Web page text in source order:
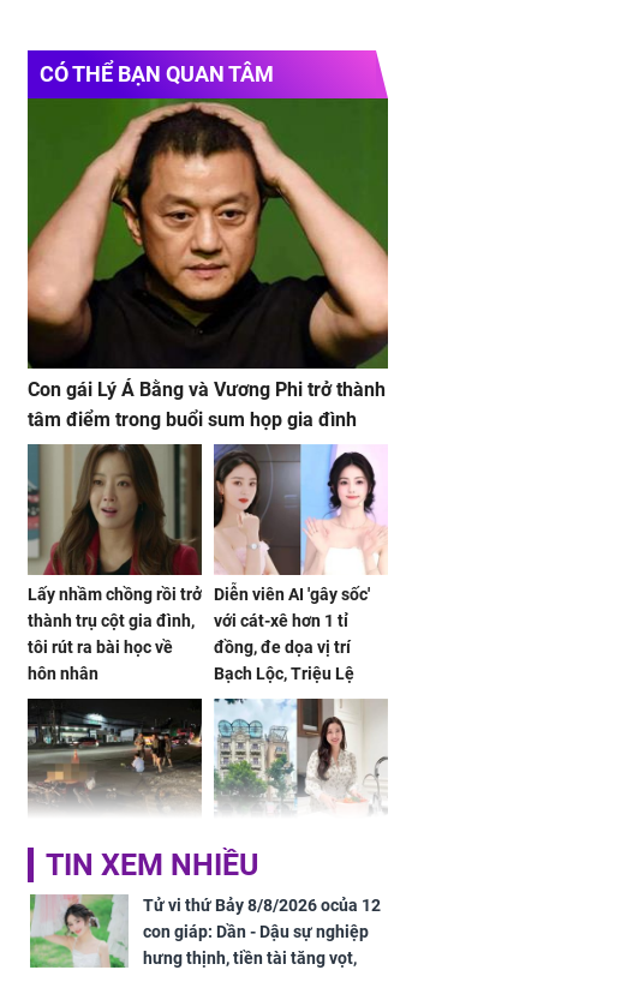
CÓ THỂ BẠN QUAN TÂM
Con gái Lý Á Bằng và Vương Phi trở thành
tâm điểm trong buổi sum họp gia đình
Lấy nhầm chồng rồi trở
thành trụ cột gia đình,
tôi rút ra bài học về
hôn nhân
Diễn viên AI 'gây sốc'
với cát-xê hơn 1 tỉ
đồng, đe dọa vị trí
Bạch Lộc, Triệu Lệ
Dĩnh
TP.HCM: Nữ công nhân
tử vong trên đường đi
làm về trong khu công
nghiệp Sóng Thần
Đỗ Mỹ Linh hé lộ góc
bếp chill của nhà mới -
cạnh biệt thự bầu Hiển
TIN XEM NHIỀU
Tử vi thứ Bảy 8/8/2026 ocủa 12
con giáp: Dần - Dậu sự nghiệp
hưng thịnh, tiền tài tăng vọt,